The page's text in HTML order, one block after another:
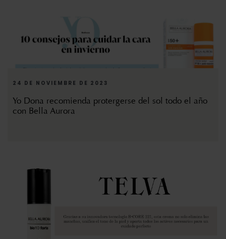
24 DE NOVIEMBRE DE 2023
Yo Dona recomienda protergerse del sol todo el año
con Bella Aurora